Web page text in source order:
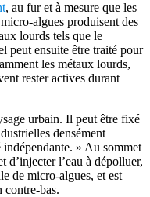
, au fur et à mesure que les
algues produisent des
lourds tels que le
peut ensuite être traité pour
les métaux lourds,
rester actives durant
urbain. Il peut être fixé
densément
» Au sommet
d’injecter l’eau à dépolluer,
de micro-algues, et est
contre-bas.